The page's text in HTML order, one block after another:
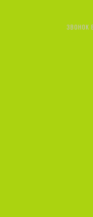
ЗВОНОК